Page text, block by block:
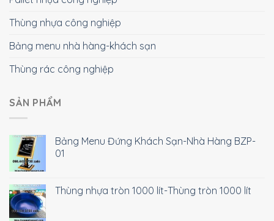
Thùng nhựa công nghiệp
Bảng menu nhà hàng-khách sạn
Thùng rác công nghiệp
SẢN PHẨM
Bảng Menu Đứng Khách Sạn-Nhà Hàng BZP-
01
Thùng nhựa tròn 1000 lít-Thùng tròn 1000 lít